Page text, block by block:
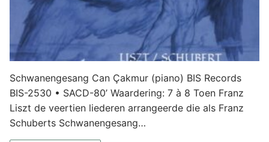
Schwanengesang Can Çakmur (piano) BIS Records
BIS-2530 • SACD-80’ Waardering: 7 à 8 Toen Franz
Liszt de veertien liederen arrangeerde die als Franz
Schuberts Schwanengesang…